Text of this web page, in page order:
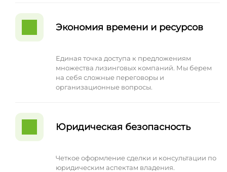
Экономия времени и ресурсов
Единая точка доступа к предложениям
множества лизинговых компаний. Мы берем
на себя сложные переговоры и
организационные вопросы.
Юридическая безопасность
Четкое оформление сделки и консультации по
юридическим аспектам владения.